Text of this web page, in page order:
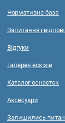
Нормативна база
Запитання і
Відгуки
Галерея ескізів
Каталог оснасток
Аксесуари
Залишились